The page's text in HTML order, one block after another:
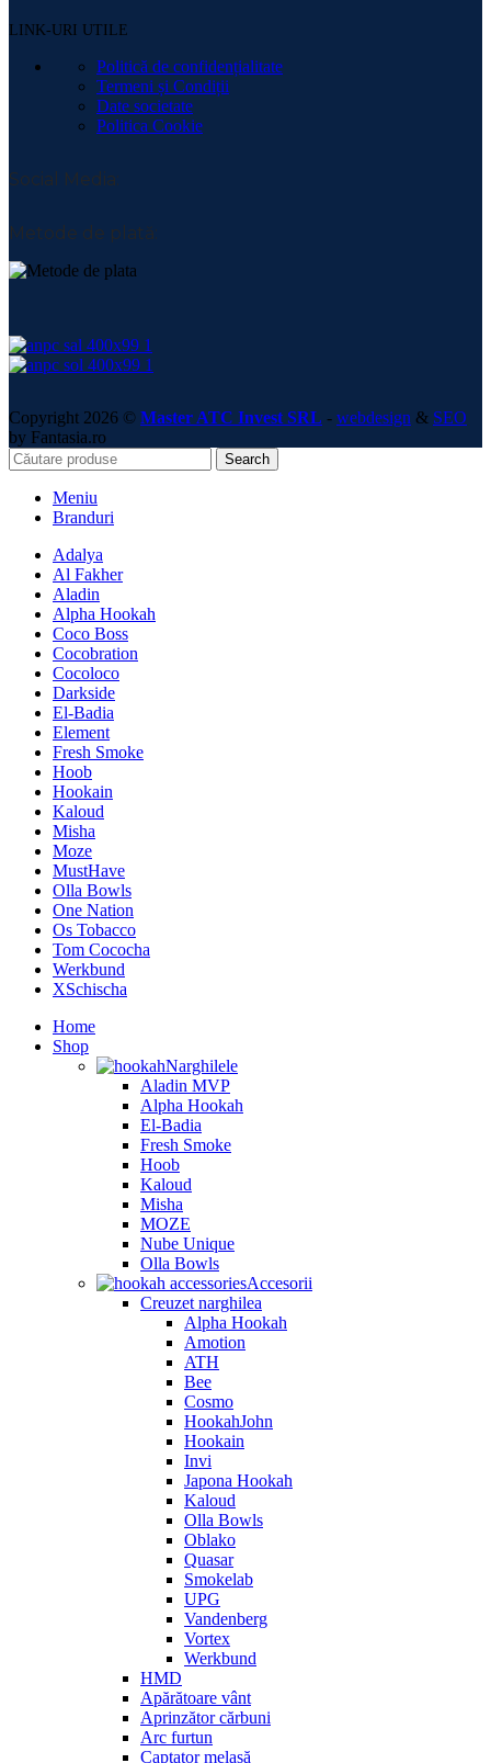
LINK-URI UTILE
Politică de confidențialitate
Termeni și Condiții
Date societate
Politica Cookie
Social Media:
Metode de plată:
Copyright 2026 © Master ATC Invest SRL - webdesign & SEO
by Fantasia.ro
Search
Meniu
Branduri
Adalya
Al Fakher
Aladin
Alpha Hookah
Coco Boss
Cocobration
Cocoloco
Darkside
El-Badia
Element
Fresh Smoke
Hoob
Hookain
Kaloud
Misha
Moze
MustHave
Olla Bowls
One Nation
Os Tobacco
Tom Cococha
Werkbund
XSchischa
Home
Shop
Narghilele
Aladin MVP
Alpha Hookah
El-Badia
Fresh Smoke
Hoob
Kaloud
Misha
MOZE
Nube Unique
Olla Bowls
Accesorii
Creuzet narghilea
Alpha Hookah
Amotion
ATH
Bee
Cosmo
HookahJohn
Hookain
Invi
Japona Hookah
Kaloud
Olla Bowls
Oblako
Quasar
Smokelab
UPG
Vandenberg
Vortex
Werkbund
HMD
Apărătoare vânt
Aprinzător cărbuni
Arc furtun
Captator melasă